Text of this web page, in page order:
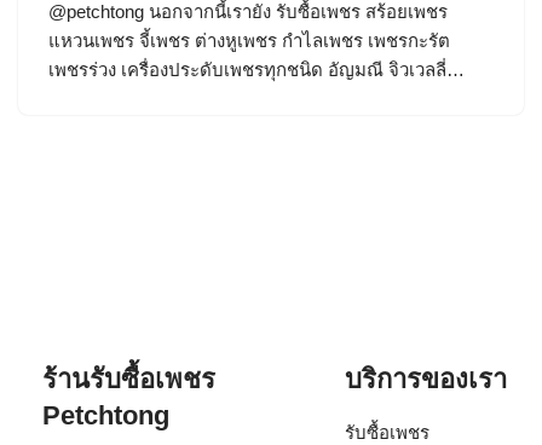
@petchtong นอกจากนี้เรายัง รับซื้อเพชร สร้อยเพชร
แหวนเพชร จี้เพชร ต่างหูเพชร กำไลเพชร เพชรกะรัต
เพชรร่วง เครื่องประดับเพชรทุกชนิด อัญมณี จิวเวลลี่…
ร้านรับซื้อเพชร
Petchtong
บริการของเรา
รับซื้อเพชร